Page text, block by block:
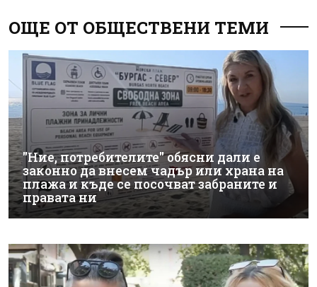
ОЩЕ ОТ ОБЩЕСТВЕНИ ТЕМИ
"Ние, потребителите" обясни дали е
законно да внесем чадър или храна на
плажа и къде се посочват забраните и
правата ни